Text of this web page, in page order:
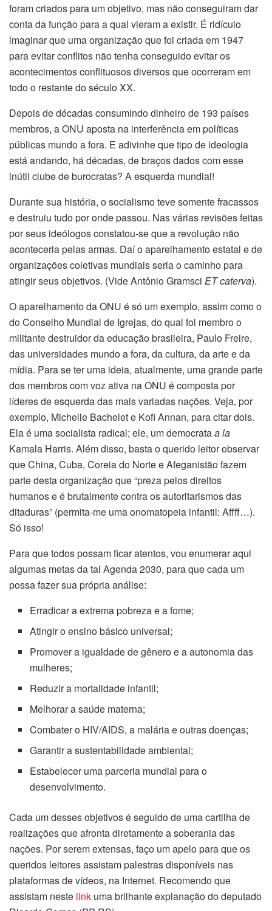
foram criados para um objetivo, mas não conseguiram dar
conta da função para a qual vieram a existir. É ridículo
imaginar que uma organização que foi criada em 1947
para evitar conflitos não tenha conseguido evitar os
acontecimentos conflituosos diversos que ocorreram em
todo o restante do século XX.
Depois de décadas consumindo dinheiro de 193 países
membros, a ONU aposta na interferência em políticas
públicas mundo a fora. E adivinhe que tipo de ideologia
está andando, há décadas, de braços dados com esse
inútil clube de burocratas? A esquerda mundial!
Durante sua história, o socialismo teve somente fracassos
e destruiu tudo por onde passou. Nas várias revisões feitas
por seus ideólogos constatou-se que a revolução não
aconteceria pelas armas. Daí o aparelhamento estatal e de
organizações coletivas mundiais seria o caminho para
atingir seus objetivos. (Vide Antônio Gramsci ET caterva).
O aparelhamento da ONU é só um exemplo, assim como o
do Conselho Mundial de Igrejas, do qual foi membro o
militante destruidor da educação brasileira, Paulo Freire,
das universidades mundo a fora, da cultura, da arte e da
mídia. Para se ter uma ideia, atualmente, uma grande parte
dos membros com voz ativa na ONU é composta por
líderes de esquerda das mais variadas nações. Veja, por
exemplo, Michelle Bachelet e Kofi Annan, para citar dois.
Ela é uma socialista radical; ele, um democrataa la
Kamala Harris. Além disso, basta o querido leitor observar
que China, Cuba, Coreia do Norte e Afeganistão fazem
parte desta organização que “preza pelos direitos
humanos e é brutalmente contra os autoritarismos das
ditaduras” (permita-me uma onomatopeia infantil: Affff…).
Só isso!
Para que todos possam ficar atentos, vou enumerar aqui
algumas metas da tal Agenda 2030, para que cada um
possa fazer sua própria análise:
Erradicar a extrema pobreza e a fome;
Atingir o ensino básico universal;
Promover a igualdade de gênero e a autonomia das
mulheres;
Reduzir a mortalidade infantil;
Melhorar a saúde materna;
Combater o HIV/AIDS, a malária e outras doenças;
Garantir a sustentabilidade ambiental;
Estabelecer uma parceria mundial para o
desenvolvimento.
Cada um desses objetivos é seguido de uma cartilha de
realizações que afronta diretamente a soberania das
nações. Por serem extensas, faço um apelo para que os
queridos leitores assistam palestras disponíveis nas
plataformas de vídeos, na Internet. Recomendo que
assistam neste link uma brilhante explanação do deputado